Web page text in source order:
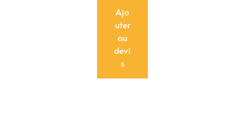
Ajo
uter
au
devi
s